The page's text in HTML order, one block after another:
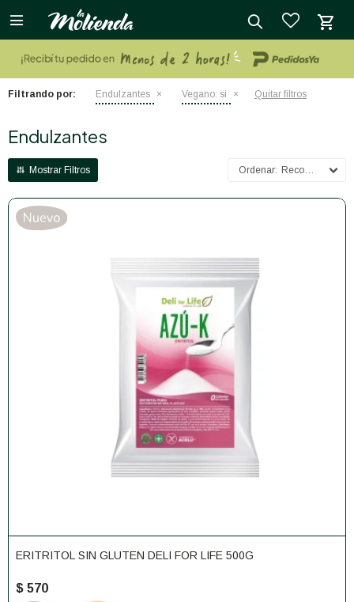

Filtrando por: Endulzantes Vegano: si Quitar filtros
Endulzantes
Recomendados
ERITRITOL SIN GLUTEN DELI FOR LIFE 500G
$ 570